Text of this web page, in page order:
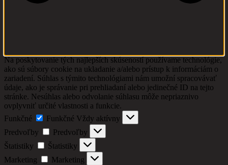
Na poskytovanie tých najlepších skúseností používame technológie,
ako sú súbory cookie na ukladanie a/alebo prístup k informáciám o
zariadení. Súhlas s týmito technológiami nám umožní spracovávať
údaje, ako je správanie pri prehliadaní alebo jedinečné ID na tejto
stránke. Nesúhlas alebo odvolanie súhlasu môže nepriaznivo
ovplyvniť určité vlastnosti a funkcie.
Funkčné
Funkčné Vždy aktívny
Predvoľby
Predvoľby
Štatistiky
Štatistiky
Marketing
Marketing